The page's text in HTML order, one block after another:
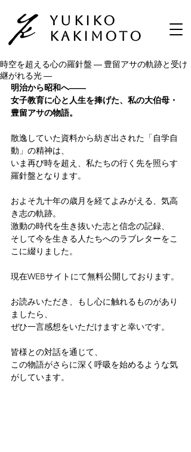
Yukiko
Kakimoto
時空を超える心の羅針盤 ― 豊留アサの軌跡と受け
継がれる光 ―
明治から昭和へ――
女子教育に心と人生を捧げた、私の大伯母・
豊留アサの物語。
散逸していた資料から紡ぎ出された「自学自
動」の精神は、
いま再び時を超え、私たちの行く先を照らす
羅針盤となります。
およそ九十年の歳月を経てよみがえる、気高
き志の軌跡。
激動の時代を生き抜いた志と信念の記録、
そして今を生きる人たちへのラブレターをこ
こに綴りました。
現在WEBサイトにて無料公開しております。
お読みいただき、もし心に触れるものがあり
ましたら、
ぜひ一言感想をいただけますと幸いです。
皆様との対話を通じて、
この物語がさらに深く呼吸を始めるような気
がしています。